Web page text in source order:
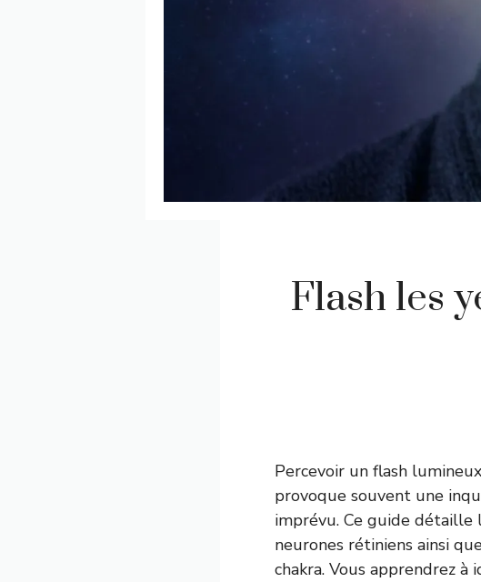
Flash les
Percevoir un flash
provoque souvent une
imprévu. Ce guide détaille
neurones rétiniens ainsi
chakra. Vous apprendrez